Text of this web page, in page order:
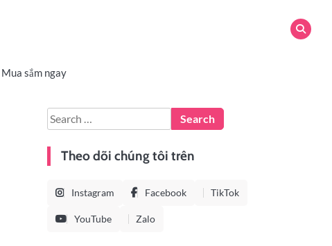
Mua sắm ngay
Theo dõi chúng tôi trên
Instagram Facebook TikTok
YouTube Zalo